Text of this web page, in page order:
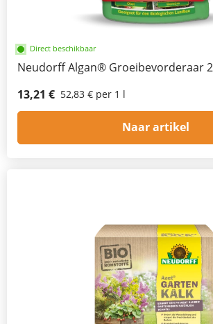
Direct beschikbaar
Neudorff Algan® Groeibevorderaar
13,21 € 52,83 € per 1 l
Naar artikel